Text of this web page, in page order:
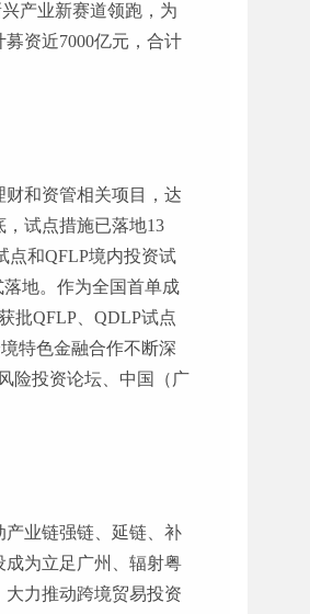
产业新赛道领跑，为
资近7000亿元，合计
财和资管相关项目，达
试点措施已落地13
点和QFLP境内投资试
落地。作为全国首单成
批QFLP、QDLP试点
特色金融合作不断深
险投资论坛、中国（广
业链强链、延链、补
为立足广州、辐射粤
力推动跨境贸易投资